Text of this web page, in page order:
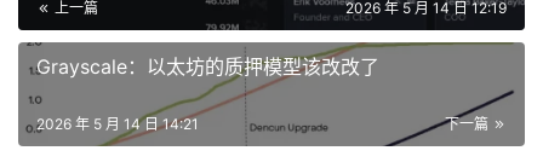
2017 年底，ZEC 从 200 美元拉到 870 美元。同一个月，
BTC 见顶 1.9 万美元。两个在 12 月底几乎同步见顶，然后
一起进入一年的熊市。
上一篇 2026 年 5 月 14 日 12:19
Grayscale：以太坊的质押模型该改改了
下一篇
2026 年 5 月 14 日 14:21